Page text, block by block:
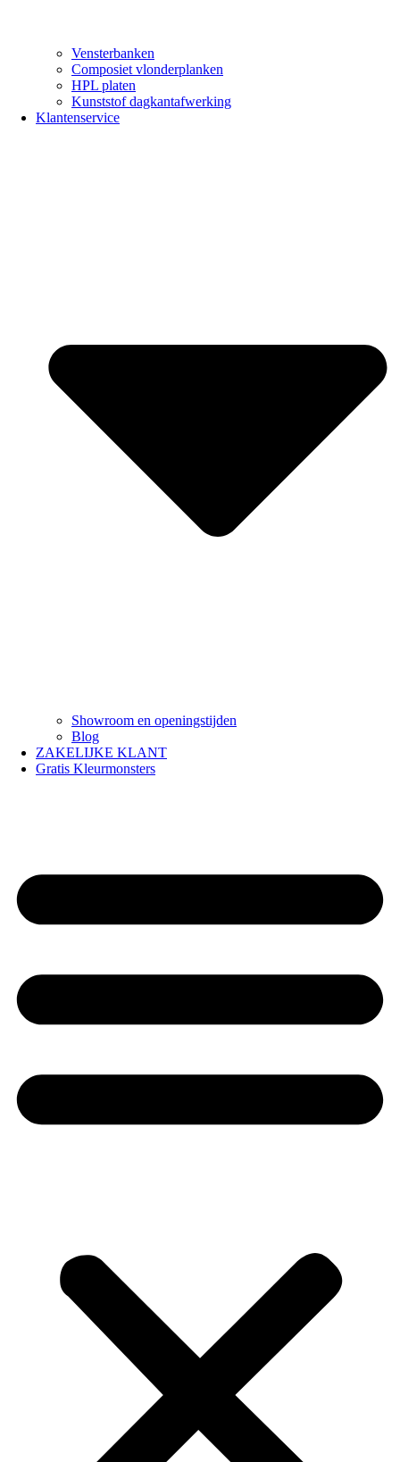
Vensterbanken
Composiet vlonderplanken
HPL platen
Kunststof dagkantafwerking
Klantenservice
Showroom en openingstijden
Blog
ZAKELIJKE KLANT
Gratis Kleurmonsters